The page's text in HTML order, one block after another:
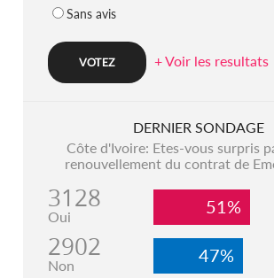
Sans avis
+ Voir les resultats
DERNIER SONDAGE
Côte d'Ivoire: Etes-vous surpris
renouvellement du contrat de
3128
Oui 51%
2902
Non 47%